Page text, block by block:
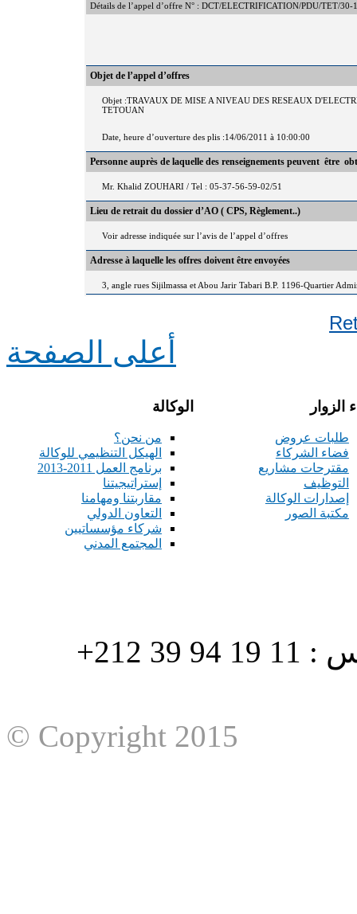
Détails de l’appel d’offre N° : DCT/ELECTRIFICATION/PDU/TET/30-
Objet de l’appel d’offres
Objet :TRAVAUX DE MISE A NIVEAU DES RESEAUX
TETOUAN
Date, heure d’ouverture des plis :14/06/2011 à 10:00:00
Personne auprès de laquelle des renseignements peuvent être
Mr. Khalid ZOUHARI / Tel : 05-37-56-59-02/51
Lieu de retrait du dossier d’AO ( CPS, Règlement..)
Voir adresse indiquée sur l’avis de l’appel d’offres
Adresse à laquelle les offres doivent être envoyées
3, angle rues Sijilmassa et Abou Jarir Tabari B.P. 1196-Quartier
أعلى الصفحة
الوكالة
من نحن؟
الهيكل التنظيمي للوكالة
برنامج العمل 2011-2013
إستراتيجيتنا
مقاربتنا ومهامنا
التعاون الدولي
شركاء مؤسساتيين
المجتمع المدني
الزوار
طلبات عروض
فضاء الشركاء
مقترحات مشاريع
التوظيف
إصدارات الوكالة
مكتبة الصور
هاتف : 90/88 32 94 39 212+ فاكس : 11 19 94 39 212+
© Copyright 2015